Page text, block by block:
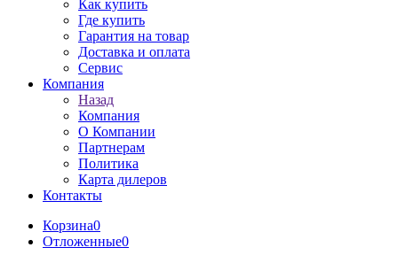
Как купить
Где купить
Гарантия на товар
Доставка и оплата
Сервис
Компания
Назад
Компания
О Компании
Партнерам
Политика
Карта дилеров
Контакты
Корзина0
Отложенные0